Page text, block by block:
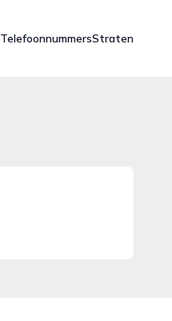
TelefoonnummersStraten